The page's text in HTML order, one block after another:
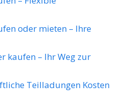
oder mieten – Ihre
kaufen – Ihr Weg zur
Teilladungen Kosten